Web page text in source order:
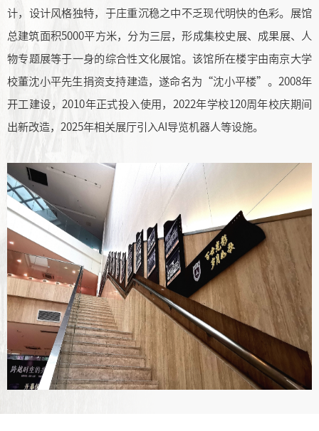
计，设计风格独特，于庄重沉稳之中不乏现代明快的色彩。展馆
总建筑面积5000平方米，分为三层，形成集校史展、成果展、人
物专题展等于一身的综合性文化展馆。该馆所在楼宇由南京大学
校董沈小平先生捐资支持建造，遂命名为“沈小平楼”。2008年
开工建设，2010年正式投入使用，2022年学校120周年校庆期间
出新改造，2025年相关展厅引入AI导览机器人等设施。